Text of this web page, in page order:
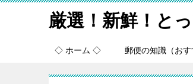
厳選！新鮮！と
◇ ホーム ◇ 郵便の知識（おす